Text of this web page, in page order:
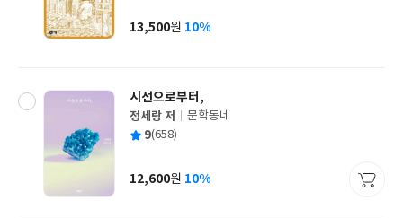
사
가
13,500원 10%
시선으로부터,
글
쓴
정세랑 저
출
사
문학동네
평 9(658)
가
12,600원 10%